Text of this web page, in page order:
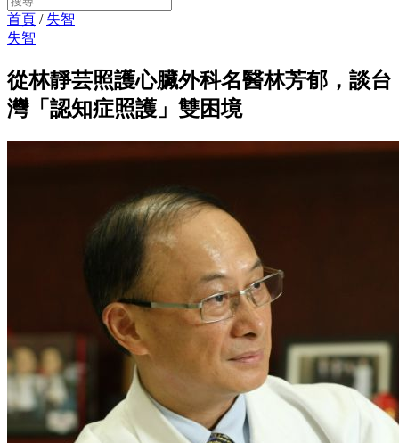
首頁 / 失智
失智
從林靜芸照護心臟外科名醫林芳郁，談台
灣「認知症照護」雙困境